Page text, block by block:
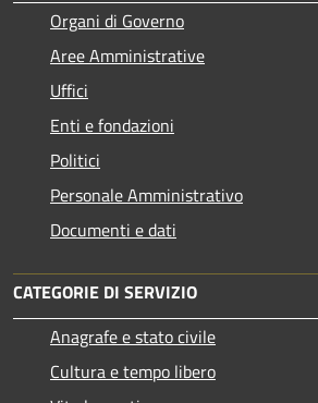
Organi di Governo
Aree Amministrative
Uffici
Enti e fondazioni
Politici
Personale Amministrativo
Documenti e dati
CATEGORIE DI SERVIZIO
Anagrafe e stato civile
Cultura e tempo libero